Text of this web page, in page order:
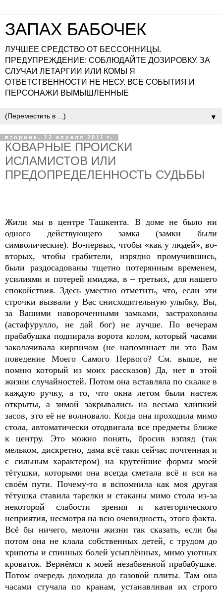
ЗАПАХ БАБОЧЕК
ЛУЧШЕЕ СРЕДСТВО ОТ БЕССОННИЦЫ.
ПРЕДУПРЕЖДЕНИЕ: СОБЛЮДАЙТЕ ДОЗИРОВКУ. ЗА
СЛУЧАИ ЛЕТАРГИИ ИЛИ КОМЫ Я
ОТВЕТСТВЕННОСТИ НЕ НЕСУ. ВСЕ СОБЫТИЯ И
ПЕРСОНАЖИ ВЫМЫШЛЕННЫЕ
▼
вторник, 12 апреля 2011 г.
КОВАРНЫЕ ПРОИСКИ
ИСЛАМИСТОВ ИЛИ
ПРЕДОПРЕДЕЛЕННОСТЬ СУДЬБЫ
Жили мы в центре Ташкента. В доме не было ни
одного действующего замка (замки были
символические). Во-первых, чтобы «как у людей», во-
вторых, чтобы грабители, изрядно промучившись,
были раздосадованы тщетно потерянным временем,
усилиями и потерей имиджа, в – третьих, для нашего
спокойствия. Здесь уместно отметить, что, если эти
строчки вызвали у Вас снисходительную улыбку, Вы,
за Вашими навороченными замками, застрахованы
(астафурулло, не дай бог) не лучше. По вечерам
прабабушка подпирала ворота колом, который часами
заколачивала кирпичом (не напоминает ли это Вам
поведение Моего Самого Первого? См. выше, не
помню который из моих рассказов) Да, нет в этой
жизни случайностей. Потом она вставляла по скалке в
каждую ручку, а то, что окна летом были настеж
открыты, а зимой закрывались на весьма хлипкий
засов, это её не волновало. Когда она проходила мимо
стола, автоматически отодвигала все предметы ближе
к центру. Это можно понять, бросив взгляд (так
мельком, дискретно, дама всё таки сейчас почтенная и
с сильным характером) на крутейшие формы моей
тётушки, которыми она всегда сметала всё и вся на
своём пути. Почему-то я вспомнила как моя другая
тётушка ставила тарелки и стаканы мимо стола из-за
некоторой слабости зрения и категорического
неприятия, несмотря на всю очевидность, этого факта.
Всё бы ничего, мелочи жизни так сказать, если бы
потом она не клала собственных детей, с трудом до
хрипоты и спинных болей усыплённых, мимо уютных
кроваток. Вернёмся к моей незабвенной прабабушке.
Потом очередь доходила до газовой плиты. Там она
часами стучала по кранам, устанавливая их строго